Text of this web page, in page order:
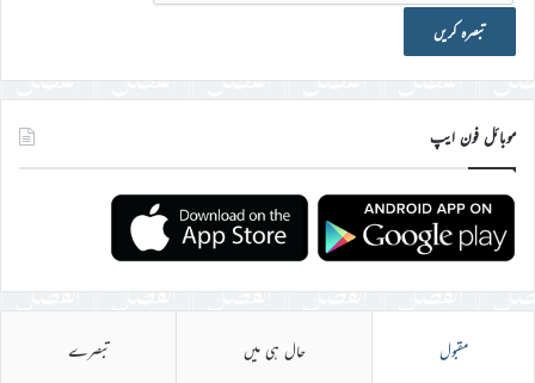
موبائل فون ایپ
مقبول حال ہی میں تبصرے